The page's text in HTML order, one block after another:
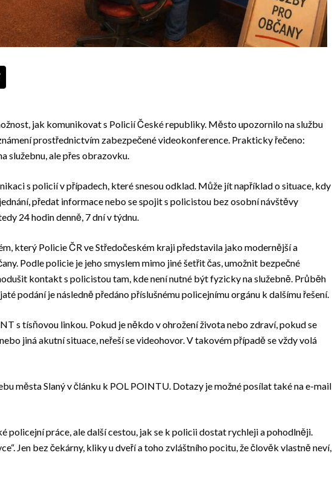
jak komunikovat s Policií České republiky. Město upozornilo na službu
prostřednictvím zabezpečené videokonference. Prakticky řečeno:
služebnu, ale přes obrazovku.
s policií v případech, které snesou odklad. Může jít například o situace, kdy
předat informace nebo se spojit s policistou bez osobní návštěvy
24 hodin denně, 7 dní v týdnu.
který Policie ČR ve Středočeském kraji představila jako modernější a
Podle policie je jeho smyslem mimo jiné šetřit čas, umožnit bezpečné
kontakt s policistou tam, kde není nutné být fyzicky na služebně. Průběh
podání je následně předáno příslušnému policejnímu orgánu k dalšímu řešení.
s tísňovou linkou. Pokud je někdo v ohrožení života nebo zdraví, pokud se
jiná akutní situace, neřeší se videohovor. V takovém případě se vždy volá
města Slaný v článku k POL POINTU. Dotazy je možné posílat také na e-mail
policejní práce, ale další cestou, jak se k policii dostat rychleji a pohodlněji.
Jen bez čekárny, kliky u dveří a toho zvláštního pocitu, že člověk vlastně neví,